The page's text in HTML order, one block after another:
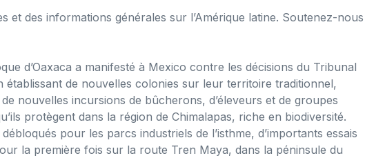
et des informations générales sur l’Amérique latine. Soutenez-nous
d’Oaxaca a manifesté à Mexico contre les décisions du Tribunal
établissant de nouvelles colonies sur leur territoire traditionnel,
nouvelles incursions de bûcherons, d’éleveurs et de groupes
protègent dans la région de Chimalapas, riche en biodiversité.
pour les parcs industriels de l’isthme, d’importants essais
la première fois sur la route Tren Maya, dans la péninsule du